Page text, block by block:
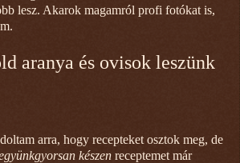
lesz. Akarok magamról profi fotókat is,
aranya és ovisok leszünk
arra, hogy recepteket osztok meg, de
készen receptemet már